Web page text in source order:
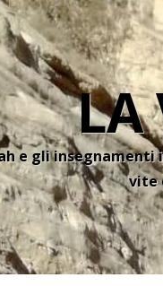
LA
e gli
vite